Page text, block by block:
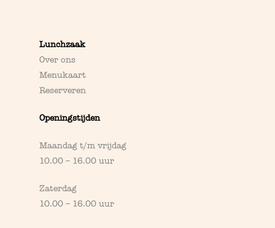
Lunchzaak
Over ons
Menukaart
Reserveren
Openingstijden
Maandag t/m vrijdag
10.00 – 16.00 uur
Zaterdag
10.00 – 16.00 uur